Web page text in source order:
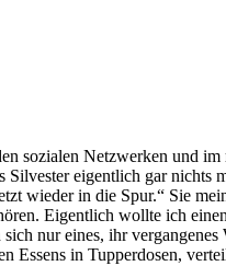
sozialen Netzwerken und
Silvester eigentlich gar
wieder in die Spur.“ Sie
Eigentlich wollte ich
nur eines, ihr
Essens in Tupperdosen,